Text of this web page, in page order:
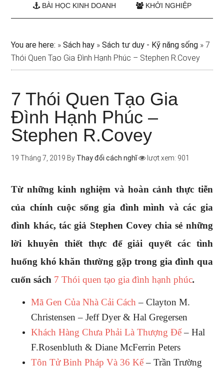
BÀI HỌC KINH DOANH KHỞI NGHIỆP
You are here: »Sách hay »Sách tư duy - Kỹ năng sống »7
Thói Quen Tạo Gia Đình Hạnh Phúc – Stephen R.Covey
7 Thói Quen Tạo Gia
Đình Hạnh Phúc –
Stephen R.Covey
19 Tháng 7, 2019 By Thay đổi cách nghĩ lượt xem: 901
Từ những kinh nghiệm và hoàn cảnh thực tiễn
của chính cuộc sống gia đình mình và các gia
đình khác, tác giả Stephen Covey chia sẻ những
lời khuyên thiết thực để giải quyết các tình
huống khó khăn thường gặp trong gia đình qua
cuốn sách 7 Thói quen tạo gia đình hạnh phúc.
Mã Gen Của Nhà Cải Cách – Clayton M.
Christensen – Jeff Dyer & Hal Gregersen
Khách Hàng Chưa Phải Là Thượng Đế– Hal
F.Rosenbluth & Diane McFerrin Peters
Tôn Tử Binh Pháp Và 36 Kế– Trần Trường